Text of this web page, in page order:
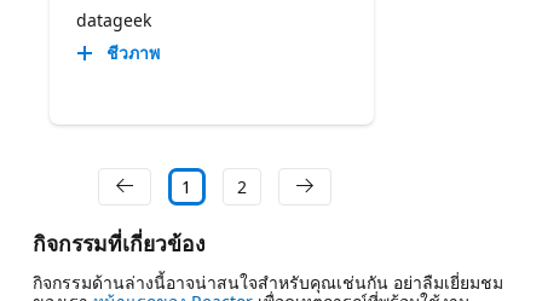
datageek
ชีวภาพ
1 2
กิจกรรมที่เกี่ยวข้อง
กิจกรรมด้านล่างนี้อาจน่าสนใจสําหรับคุณเช่นกัน อย่าลืมเยี่ยมชม